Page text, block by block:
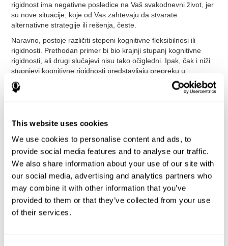
This website uses cookies
We use cookies to personalise content and ads, to
provide social media features and to analyse our traffic.
We also share information about your use of our site with
our social media, advertising and analytics partners who
may combine it with other information that you’ve
provided to them or that they’ve collected from your use
of their services.
rigidnost ima negativne posledice na Vaš svakodnevni život, jer
su nove situacije, koje od Vas zahtevaju da stvarate
alternativne strategije ili rešenja, česte.
Naravno, postoje različiti stepeni kognitivne fleksibilnosi ili
rigidnosti. Prethodan primer bi bio krajnji stupanj kognitivne
rigidnosti, ali drugi slučajevi nisu tako očigledni. Ipak, čak i niži
stupnjevi kognitivne rigidnosti predstavljaju prepreku u
svakodnevnom životu (kada je detetu teško da sa učenja
jednog predmeta pređe na drugi a da ne izgubi stečeno
voli stabilnost i pokušava da izbegne nestabilne situacije kako
god može. Osoba sa većim stupnjem kognitivne rigidnosti će
možda morati da se prilagodi nekoj novonastaloj situaciji, ali
neće biti u mogućnosti da prilagodi svoje mišljenje ili način
razmišljanja. Normalno je da se osoba teško prilagođava
promenama, ali osobama sa slabom mentalnom fleksibilnošću
će biti dosta teže nego ostalima.
Očuvanje je povezano sa kognitivnom rigidnošću, jer ono
predstavlja neprestano ponavljanje akcija koje su možda